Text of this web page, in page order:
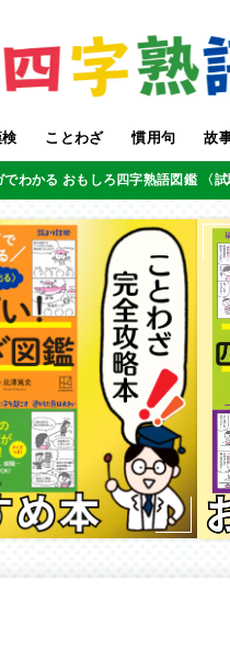
ことわざ 慣用句 故
わかる おもしろ四字熟語図鑑 〈